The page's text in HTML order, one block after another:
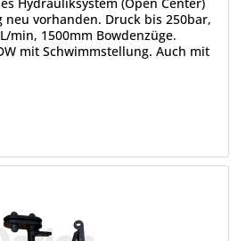
vorhanden. Druck bis 250bar,
min, 1500mm Bowdenzüge.
mit Schwimmstellung. Auch mit